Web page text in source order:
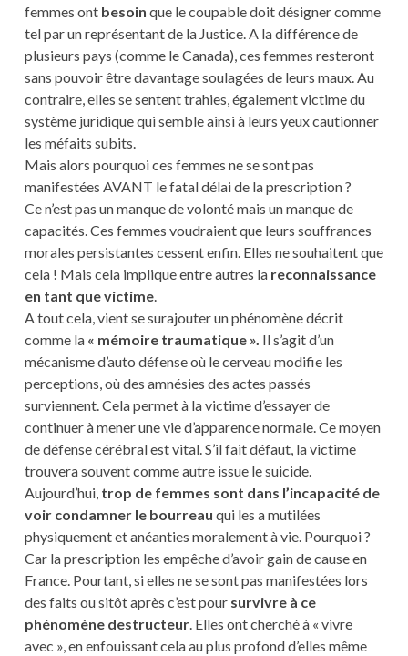
femmes ont besoin que le coupable doit désigner comme
tel par un représentant de la Justice. A la différence de
plusieurs pays (comme le Canada), ces femmes resteront
sans pouvoir être davantage soulagées de leurs maux. Au
contraire, elles se sentent trahies, également victime du
système juridique qui semble ainsi à leurs yeux cautionner
les méfaits subits.
Mais alors pourquoi ces femmes ne se sont pas
manifestées AVANT le fatal délai de la prescription ?
Ce n’est pas un manque de volonté mais un manque de
capacités. Ces femmes voudraient que leurs souffrances
morales persistantes cessent enfin. Elles ne souhaitent que
cela ! Mais cela implique entre autres la reconnaissance
en tant que victime.
A tout cela, vient se surajouter un phénomène décrit
comme la « mémoire traumatique ». Il s’agit d’un
mécanisme d’auto défense où le cerveau modifie les
perceptions, où des amnésies des actes passés
surviennent. Cela permet à la victime d’essayer de
continuer à mener une vie d’apparence normale. Ce moyen
de défense cérébral est vital. S’il fait défaut, la victime
trouvera souvent comme autre issue le suicide.
Aujourd’hui, trop de femmes sont dans l’incapacité de
voir condamner le bourreau qui les a mutilées
physiquement et anéanties moralement à vie. Pourquoi ?
Car la prescription les empêche d’avoir gain de cause en
France. Pourtant, si elles ne se sont pas manifestées lors
des faits ou sitôt après c’est pour survivre à ce
phénomène destructeur. Elles ont cherché à « vivre
avec », en enfouissant cela au plus profond d’elles même